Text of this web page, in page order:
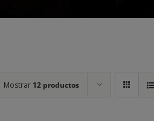
Mostrar 12 productos